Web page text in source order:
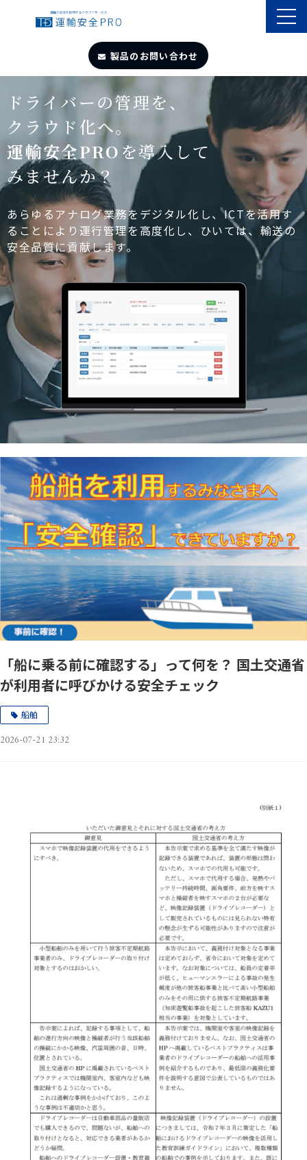
製品のお問い合わせ
TOP
導入事例
製品・サービス
自動点呼
遠隔点呼
お役立ちサイト
ドライバーの管理を、
クラウド化へ。
運輸安全PRO を導入して
みませんか？
あらゆるアナログ業務をデジタル化し、ICTを活用す
ることにより運行管理を高度化し、ひいては、輸送の
安全品質に貢献します。
「船に乗る前に確認する」って何を？ 国土交通省
が利用者に呼びかける安全チェック
船舶
2026-07-21 23:32